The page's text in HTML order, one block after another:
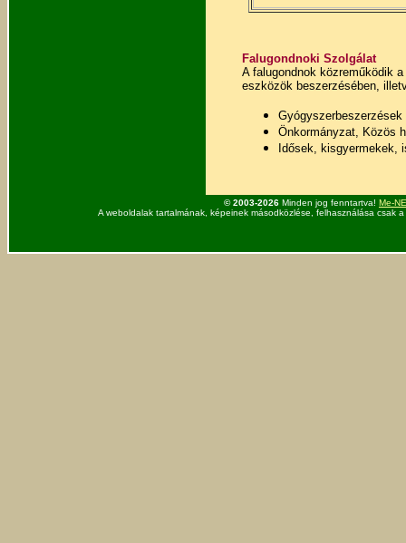
Falugondnoki Szolgálat
A falugondnok közreműködik
eszközök beszerzésében,
Gyógyszerbeszerzések
Önkormányzat, Közös
Idősek, kisgyermekek,
© 2003-2026 Minden jog fenntartva! Me-
A weboldalak tartalmának, képeinek másodközlése, felhasználása csak